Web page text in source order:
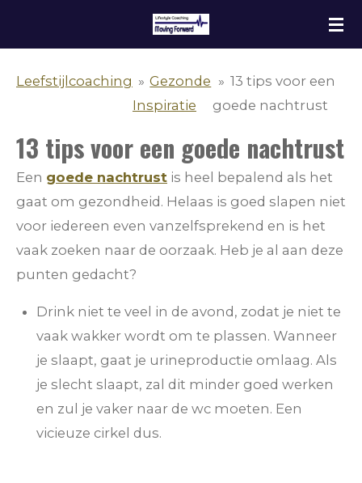
de
Leefstijlcoaching » Gezonde
Inspiratie
» 13 tips voor een
goede nachtrust
13 tips voor een goede nachtrust
Een goede nachtrust is heel bepalend als het
gaat om gezondheid. Helaas is goed slapen niet
voor iedereen even vanzelfsprekend en is het
vaak zoeken naar de oorzaak. Heb je al aan deze
punten gedacht?
Drink niet te veel in de avond, zodat je niet te
vaak wakker wordt om te plassen. Wanneer
je slaapt, gaat je urineproductie omlaag. Als
je slecht slaapt, zal dit minder goed werken
en zul je vaker naar de wc moeten. Een
vicieuze cirkel dus.